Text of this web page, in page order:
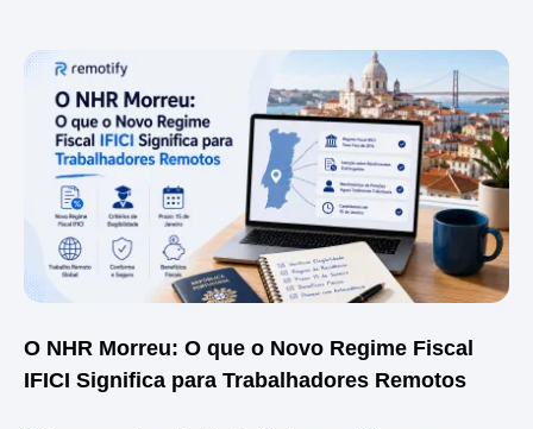
O NHR Morreu: O que o Novo Regime Fiscal
IFICI Significa para Trabalhadores Remotos